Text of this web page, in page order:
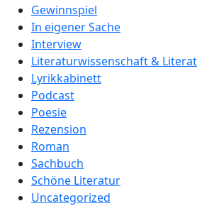
Gewinnspiel
In eigener Sache
Interview
Literaturwissenschaft &
Lyrikkabinett
Podcast
Poesie
Rezension
Roman
Sachbuch
Schöne Literatur
Uncategorized